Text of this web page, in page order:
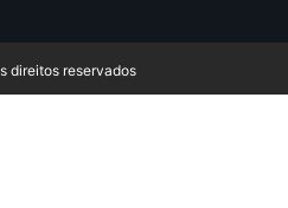
direitos reservados